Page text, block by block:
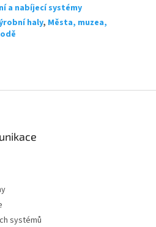
a nabíjecí systémy
haly, Města, muzea,
systémů